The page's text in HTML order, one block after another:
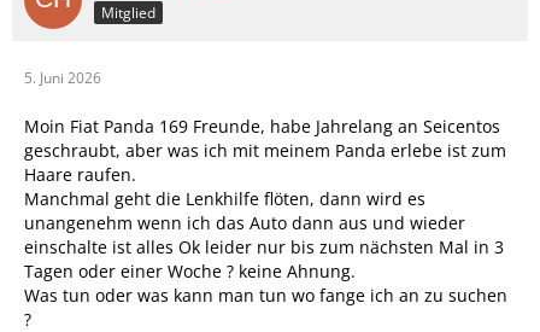
Mitglied
5. Juni 2026
Moin Fiat Panda 169 Freunde, habe Jahrelang an Seicentos
geschraubt, aber was ich mit meinem Panda erlebe ist zum
Haare raufen.
Manchmal geht die Lenkhilfe flöten, dann wird es
unangenehm wenn ich das Auto dann aus und wieder
einschalte ist alles Ok leider nur bis zum nächsten Mal in 3
Tagen oder einer Woche ? keine Ahnung.
Was tun oder was kann man tun wo fange ich an zu suchen
?